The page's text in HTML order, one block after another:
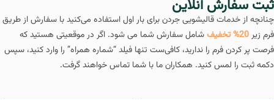
ثبت سفارش آنلاین
چنانچه از خدمات قالیشویی جردن برای بار اول استفاده می‌کنید با سفارش از طریق
فرم زیر20% تخفیف
شامل سفارش شما می شود. اگر در موقعیتی هستید که
فرصت پر کردن فرم را ندارید، کافی‌ست تنها فیلد “شماره همراه” را وارد کنید، سپس
دکمه ثبت را لمس کنید. همکاران ما با شما تماس خواهند گرفت.